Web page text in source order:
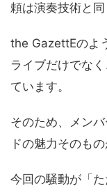
頼は演奏技術と同
the GazettEのよ
ライブだけでな
ています。
そのため、メン
ドの魅力そのも
今回の騒動が「